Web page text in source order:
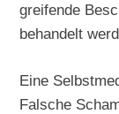
greifende
behandelt
Eine
Falsche